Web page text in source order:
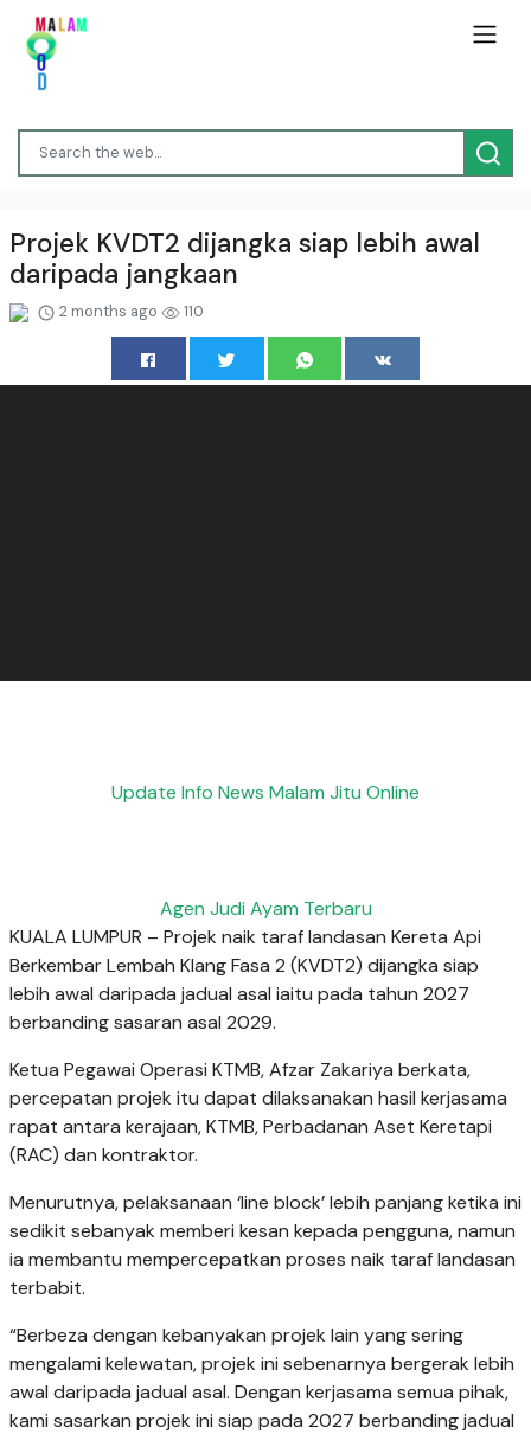
Projek KVDT2 dijangka siap lebih awal
daripada jangkaan
2 months ago 110
Update Info News Malam Jitu Online
Agen Judi Ayam Terbaru
KUALA LUMPUR – Projek naik taraf landasan Kereta Api
Berkembar Lembah Klang Fasa 2 (KVDT2) dijangka siap
lebih awal daripada jadual asal iaitu pada tahun 2027
berbanding sasaran asal 2029.
Ketua Pegawai Operasi KTMB, Afzar Zakariya berkata,
percepatan projek itu dapat dilaksanakan hasil kerjasama
rapat antara kerajaan, KTMB, Perbadanan Aset Keretapi
(RAC) dan kontraktor.
Menurutnya, pelaksanaan ‘line block’ lebih panjang ketika ini
sedikit sebanyak memberi kesan kepada pengguna, namun
ia membantu mempercepatkan proses naik taraf landasan
terbabit.
“Berbeza dengan kebanyakan projek lain yang sering
mengalami kelewatan, projek ini sebenarnya bergerak lebih
awal daripada jadual asal. Dengan kerjasama semua pihak,
kami sasarkan projek ini siap pada 2027 berbanding jadual